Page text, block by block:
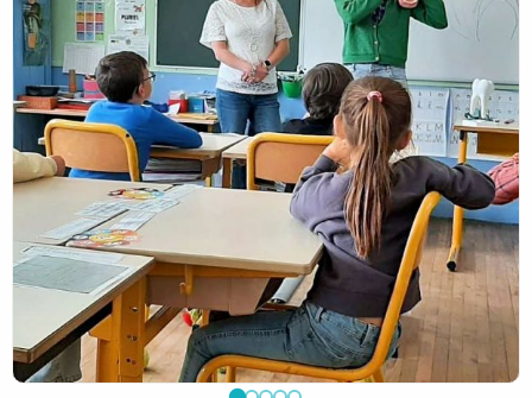
en cadeau.
Merci à la maison de santé multisite du pays dardoup pour
cette intervention dans notre école. Une belle alliance au
service de nos élèves.